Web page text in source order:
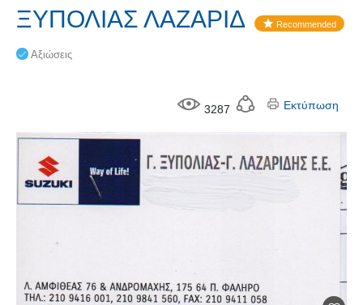
ΞΥΠΟΛΙΑΣ ΛΑΖΑΡΙΔ
Recommended
Αξιώσεις
3287 Εκτύπωση